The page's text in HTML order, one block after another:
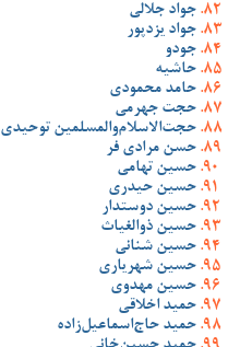
جواد جلالی
جواد یزدپور
جودو
حاشیه
حامد محمودی
حجت جهرمی
حجت‌الاسلام‌والمسلمین توحیدی
حسن مرادی فر
حسین تهامی
حسین حیدری
حسین دوستدار
حسین ذوالغیاث
حسین شنانی
حسین شهریاری
حسین مهدوی
حمید اخلاقی
حمید حاج‌اسماعیل‌زاده